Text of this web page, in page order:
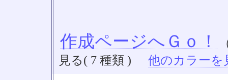
作成ページへＧｏ！
見る( 7 種類 )
他のカラーを